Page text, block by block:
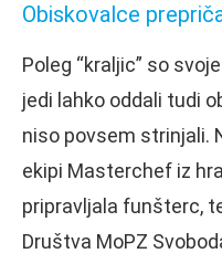
Obiskovalce
Poleg “kraljic” so
jedi lahko oddali tudi
niso povsem strinjali.
ekipi Masterchef iz
pripravljala funšterc,
Društva MoPZ